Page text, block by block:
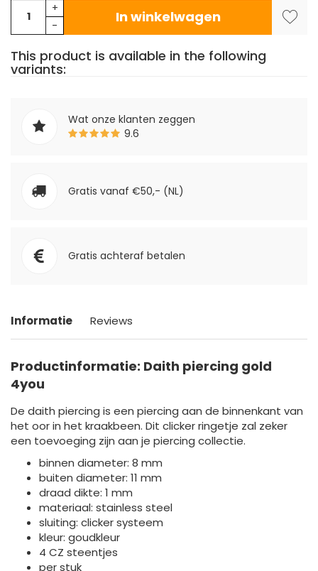
+
-
In winkelwagen
This product is available in the following
variants:
Wat onze klanten zeggen
9.6
Gratis vanaf €50,- (NL)
Gratis achteraf betalen
Informatie Reviews
Productinformatie: Daith piercing gold
4you
De daith piercing is een piercing aan de binnenkant van
het oor in het kraakbeen. Dit clicker ringetje zal zeker
een toevoeging zijn aan je piercing collectie.
binnen diameter: 8 mm
buiten diameter: 11 mm
draad dikte: 1 mm
materiaal: stainless steel
sluiting: clicker systeem
kleur: goudkleur
4 CZ steentjes
per stuk